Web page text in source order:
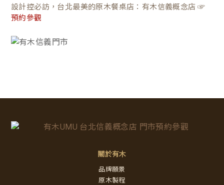
設計控必訪，台北最美的原木餐桌店：有木信義概念店 ☞
預約參觀
關於有木
品牌願景
原木製程